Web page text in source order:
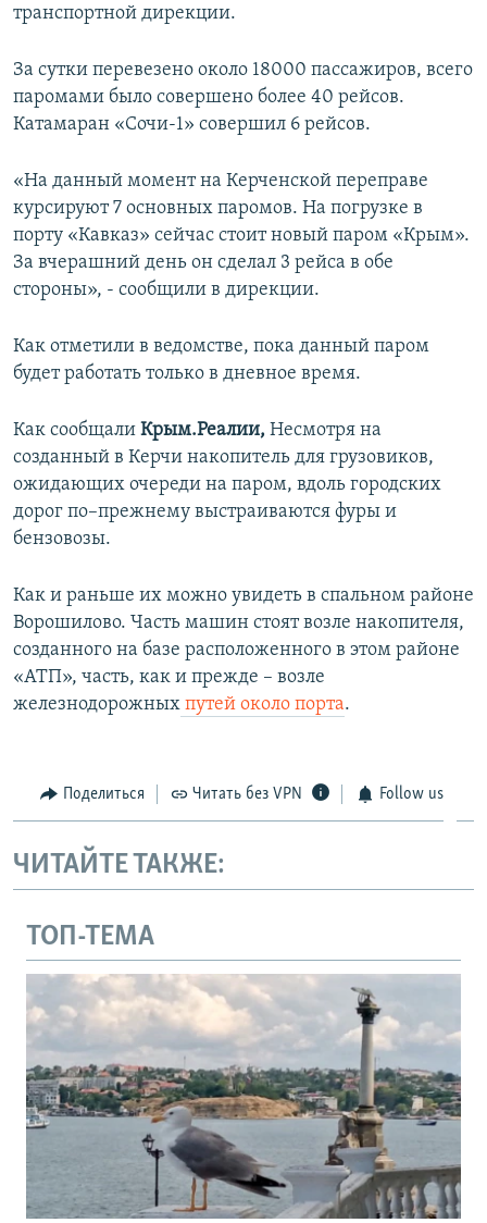
УКРАИНСКАЯ ПРОБЛЕМА КРЫМА
Все сайты RFE/RL
транспортной дирекции.
За сутки перевезено около 18000 пассажиров, всего
паромами было совершено более 40 рейсов.
Катамаран «Сочи-1» совершил 6 рейсов.
«На данный момент на Керченской переправе
курсируют 7 основных паромов. На погрузке в
порту «Кавказ» сейчас стоит новый паром «Крым».
За вчерашний день он сделал 3 рейса в обе
стороны», ‑ сообщили в дирекции.
Как отметили в ведомстве, пока данный паром
будет работать только в дневное время.
Как сообщали Крым.Реалии, Несмотря на
созданный в Керчи накопитель для грузовиков,
ожидающих очереди на паром, вдоль городских
дорог по–прежнему выстраиваются фуры и
бензовозы.
Как и раньше их можно увидеть в спальном районе
Ворошилово. Часть машин стоят возле накопителя,
созданного на базе расположенного в этом районе
«АТП», часть, как и прежде – возле
железнодорожных путей около порта.
Поделиться Читать без VPN Follow us
ЧИТАЙТЕ ТАКЖЕ:
ТОП-ТЕМА